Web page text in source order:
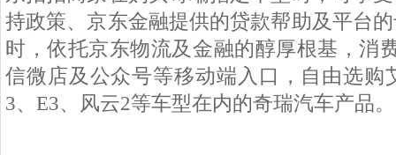
持政策、京东金融提供的贷款帮助及平台
时，依托京东物流及金融的醇厚根基，消
信微店及公众号等移动端入口，自由选购
3、 E3、风云2等车型在内的奇瑞汽车产品。